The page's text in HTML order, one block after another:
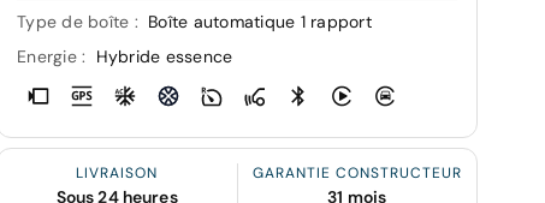
Type de boîte : Boîte automatique 1 rapport
Energie :
Hybride essence
LIVRAISON
Sous 24 heures
GARANTIE CONSTRUCTEUR
31 mois